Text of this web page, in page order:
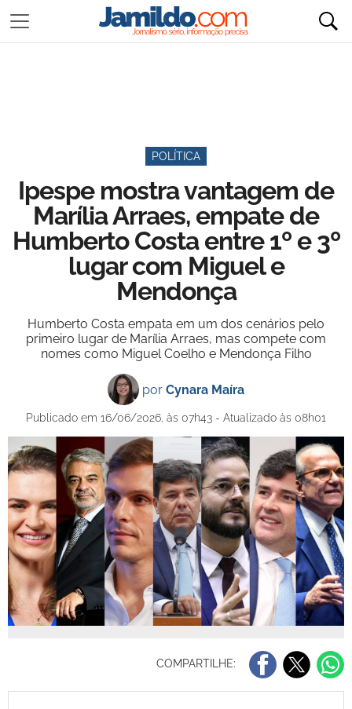
POLÍTICA
Ipespe mostra vantagem de
Marília Arraes, empate de
Humberto Costa entre 1º e 3º
lugar com Miguel e
Mendonça
Humberto Costa empata em um dos cenários pelo
primeiro lugar de Marília Arraes, mas compete com
nomes como Miguel Coelho e Mendonça Filho
por Cynara Maíra
Publicado em 16/06/2026, às 07h43 - Atualizado às 08h01
COMPARTILHE: